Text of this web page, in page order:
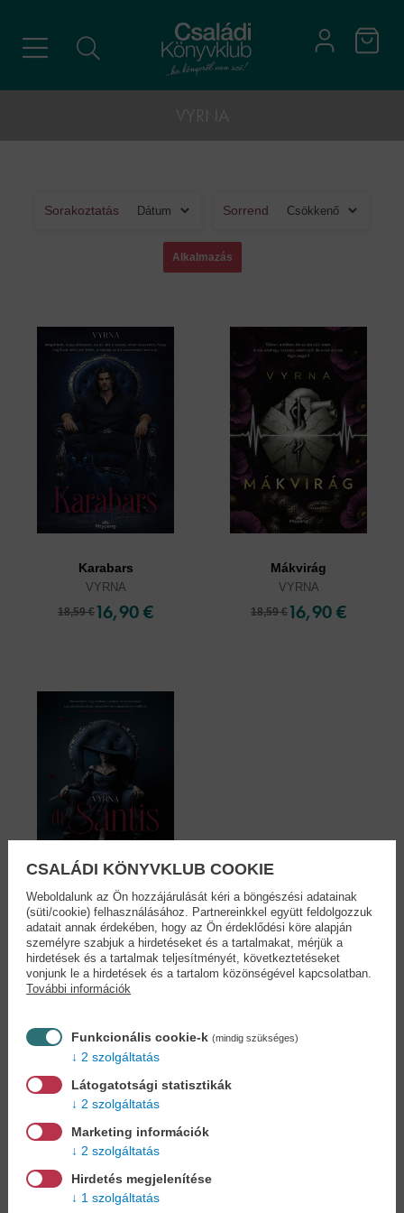
Sorakoztatás Sorrend
Karabars
VYRNA
18,59 €16,90 €
Mákvirág
VYRNA
18,59 €16,90 €
di Santis
VYRNA
16,39 €14,90 €
Miért regisztráljon az oldalunkon?
Könyvet keres?
könyve beszerzését!
CSALÁDI KÖNYVKLUB COOKIE
Weboldalunk az Ön hozzájárulását kéri a böngészési adatainak
(süti/cookie) felhasználásához. Partnereinkkel együtt feldolgozzuk
adatait annak érdekében, hogy az Ön érdeklődési köre alapján
személyre szabjuk a hirdetéseket és a tartalmakat, mérjük a
hirdetések és a tartalmak teljesítményét, következtetéseket
vonjunk le a hirdetések és a tartalom közönségével kapcsolatban.
További információk
Funkcionális cookie-k (mindig szükséges)
2 szolgáltatás
Látogatotsági statisztikák
2 szolgáltatás
Marketing információk
2 szolgáltatás
Hirdetés megjelenítése
1 szolgáltatás